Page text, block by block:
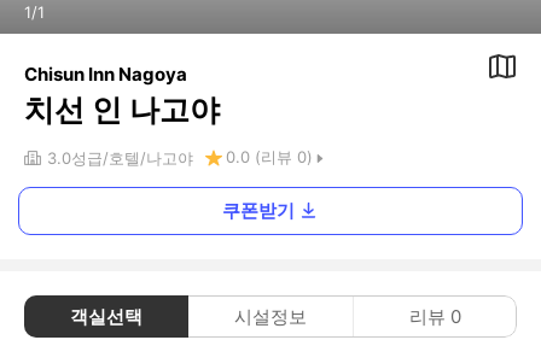
1/1
Chisun Inn Nagoya
치선 인 나고야
3.0성급 호텔 나고야 0.0 (리뷰 0)
쿠폰받기
객실선택 시설정보 리뷰 0